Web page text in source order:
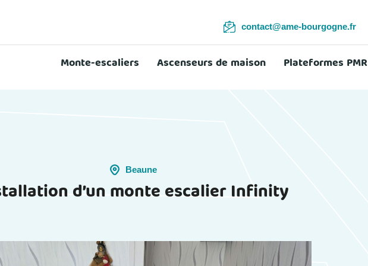
contact@ame-bourgogne.fr
Monte-escaliers Ascenseurs de maison Plateformes PMR
Beaune
d’un monte escalier Infinity